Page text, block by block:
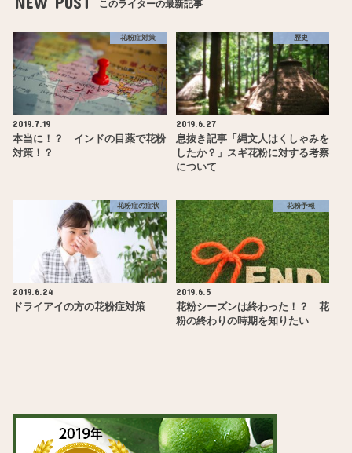
このライターの最新記事
花粉症対策
2019.7.19
本当に！？ インドの目薬で花粉
対策！？
歴史
2019.6.27
息抜き記事「縄文人はくしゃみを
したか？」スギ花粉に対する考察
について
花粉症の症状
2019.6.24
ドライアイの方の花粉症対策
花粉予報
2019.6.5
花粉シーズンは終わった！？ 花
粉の終わりの時期を知りたい